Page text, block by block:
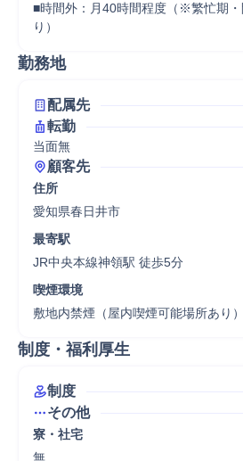
■時間外：月40時間程度（※繁忙期
り）
勤務地
配属先
転勤
当面無
顧客先
住所
愛知県春日井市
最寄駅
JR中央本線神領駅 徒歩5分
喫煙環境
敷地内禁煙（屋内喫煙可能場所あり）
制度・福利厚生
制度
その他
寮・社宅
無